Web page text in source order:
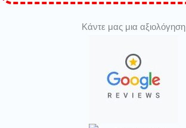
Κάντε μας μια αξιολόγηση